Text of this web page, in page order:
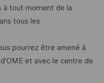
à tout moment de la
tous les
pourrez être amené à
et avec le centre de